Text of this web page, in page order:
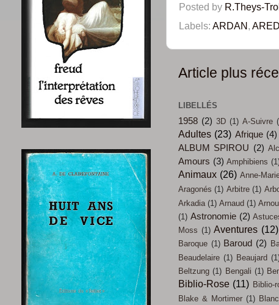
Posted by R.Theys-
Labels: ARDAN,
Article plus
LIBELLÉS
1958 (2) 3D (1) A-Suivre
Adultes (23) Afrique (4)
ALBUM SPIROU (2)
Amours (3) Amphibiens
Animaux (26) Anne-
Aragonés (1) Arbitre (1)
Arkadia (1) Arnaud (1)
(1) Astronomie (2)
Moss (1) Aventures (12)
Baroque (1) Baroud (2)
Beaudelaire (1) Beaujard
Beltzung (1) Bengali (1)
Biblio-Rose (11) Biblio-
Blake & Mortimer (1)